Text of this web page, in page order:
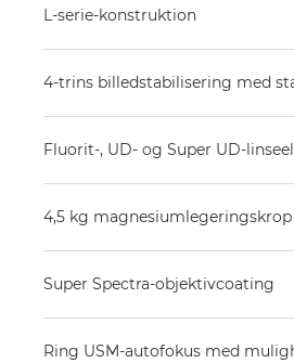
L-serie-konstruktion
4-trins billedstabilisering med
Fluorit-, UD- og Super UD-
4,5 kg magnesiumlegeringskrop
Super Spectra-objektivcoating
Ring USM-autofokus med